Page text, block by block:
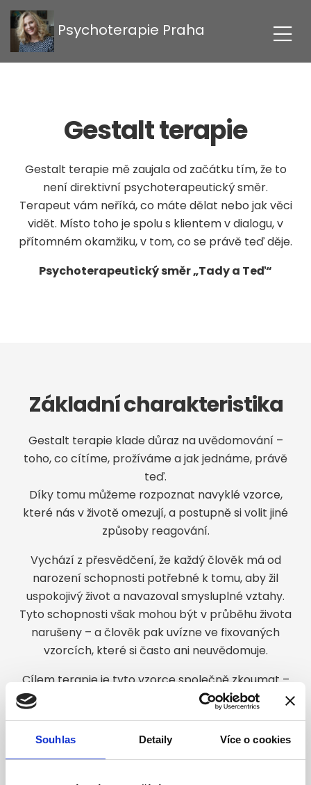
Souhlas Detaily Více o cookies
Psychoterapie Praha
Gestalt terapie
Gestalt terapie mě zaujala od začátku tím, že to
není direktivní psychoterapeutický směr.
Terapeut vám neříká, co máte dělat nebo jak věci
vidět. Místo toho je spolu s klientem v dialogu, v
přítomném okamžiku, v tom, co se právě teď děje.
Psychoterapeutický směr „Tady a Teď“
Základní charakteristika
Gestalt terapie klade důraz na uvědomování –
toho, co cítíme, prožíváme a jak jednáme, právě
teď.
Díky tomu můžeme rozpoznat navyklé vzorce,
které nás v životě omezují, a postupně si volit jiné
způsoby reagování.
Vychází z přesvědčení, že každý člověk má od
narození schopnosti potřebné k tomu, aby žil
uspokojivý život a navazoval smysluplné vztahy.
Tyto schopnosti však mohou být v průběhu života
narušeny – a člověk pak uvízne ve fixovaných
vzorcích, které si často ani neuvědomuje.
Cílem terapie je tyto vzorce společně zkoumat –
v přítomném okamžiku, v terapeutickém vztahu –
jak být sám sebou a v kontaktu s druhými.
V bezpečí terapeutického vztahu to můžeme
pojmenovat, mluvit o tom, vidět i jiné souvislosti.